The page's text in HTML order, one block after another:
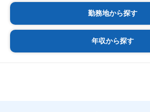
勤務地から探す
年収から探す